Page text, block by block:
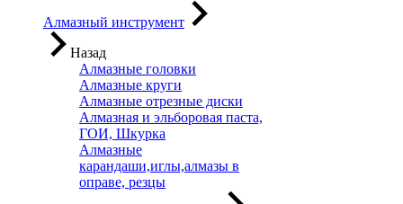
Алмазный инструмент
Назад
Алмазные головки
Алмазные круги
Алмазные отрезные диски
Алмазная и эльборовая паста,
ГОИ, Шкурка
Алмазные
карандаши,иглы,алмазы в
оправе, резцы